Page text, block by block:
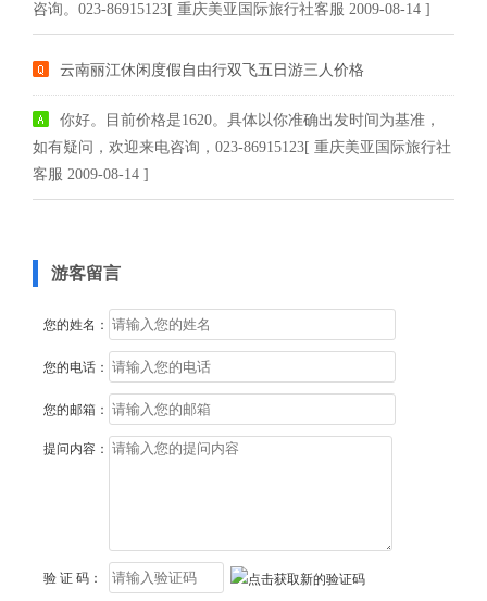
咨询。023-86915123[ 重庆美亚国际旅行社客服 2009-08-14 ]
云南丽江休闲度假自由行双飞五日游三人价格
你好。目前价格是1620。具体以你准确出发时间为基准，
如有疑问，欢迎来电咨询，023-86915123[ 重庆美亚国际旅行社
客服 2009-08-14 ]
游客留言
您的姓名：
您的电话：
您的邮箱：
提问内容：
验 证 码：